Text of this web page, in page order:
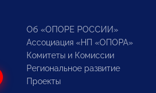
Об «ОПОРЕ РОССИИ»
Ассоциация «НП «ОПОРА»
Комитеты и Комиссии
Региональное развитие
Проекты